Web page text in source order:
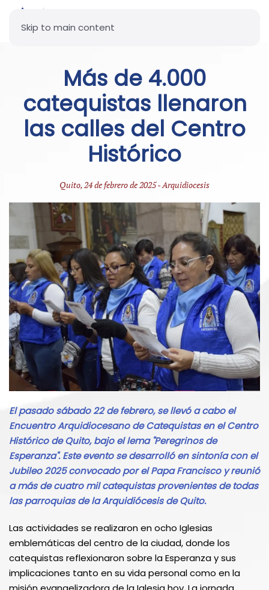
Skip to main content
Más de 4.000
catequistas llenaron
las calles del Centro
Histórico
Quito, 24 de febrero de 2025 - Arquidiocesis
El pasado sábado 22 de febrero, se llevó a cabo el
Encuentro Arquidiocesano de Catequistas en el Centro
Histórico de Quito, bajo el lema "Peregrinos de
Esperanza". Este evento se desarrolló en sintonía con el
Jubileo 2025 convocado por el Papa Francisco y reunió
a más de cuatro mil catequistas provenientes de todas
las parroquias de la Arquidiócesis de Quito.
Las actividades se realizaron en ocho Iglesias
emblemáticas del centro de la ciudad, donde los
catequistas reflexionaron sobre la Esperanza y sus
implicaciones tanto en su vida personal como en la